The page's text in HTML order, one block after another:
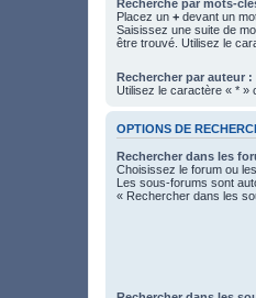
Recherche par mots-
Placez un + devant un
Saisissez une suite de
être trouvé. Utilisez le
Rechercher par auteur :
Utilisez le caractère « * »
OPTIONS DE
Rechercher dans les
Choisissez le forum ou
Les sous-forums sont
« Rechercher dans les